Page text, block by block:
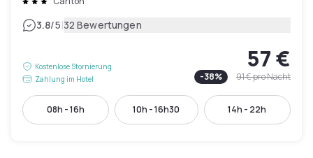
3.8/5|32 Bewertungen
Kostenlose Stornierung
Zahlung im Hotel
57 €
-38% 91 €pro Nacht
08h - 16h 10h - 16h30 14h - 22h